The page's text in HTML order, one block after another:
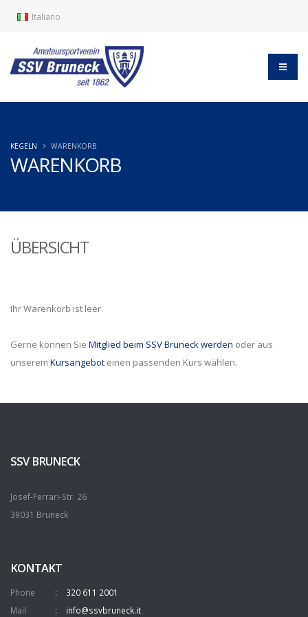
Italiano
WARENKORB
KEGELN WARENKORB
ÜBERSICHT
Ihr Warenkorb ist leer.
Gerne können Sie Mitglied beim SSV Bruneck werden oder aus
unserem Kursangebot einen passenden Kurs wählen.
SSV BRUNECK
Josef-Ferrari-Str. 26
39031 Bruneck
KONTAKT
Phone
320 611 2001
Mail
info@ssvbruneck.it